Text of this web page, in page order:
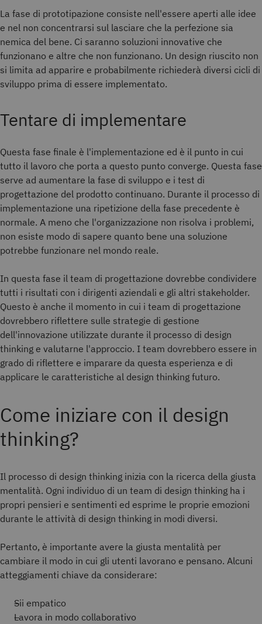
La fase di prototipazione consiste nell'essere aperti alle idee
e nel non concentrarsi sul lasciare che la perfezione sia
nemica del bene. Ci saranno soluzioni innovative che
funzionano e altre che non funzionano. Un design riuscito non
si limita ad apparire e probabilmente richiederà diversi cicli di
sviluppo prima di essere implementato.
Tentare di implementare
Questa fase finale è l'implementazione ed è il punto in cui
tutto il lavoro che porta a questo punto converge. Questa fase
serve ad aumentare la fase di sviluppo e i test di
progettazione del prodotto continuano. Durante il processo di
implementazione una ripetizione della fase precedente è
normale. A meno che l'organizzazione non risolva i problemi,
non esiste modo di sapere quanto bene una soluzione
potrebbe funzionare nel mondo reale.
In questa fase il team di progettazione dovrebbe condividere
tutti i risultati con i dirigenti aziendali e gli altri stakeholder.
Questo è anche il momento in cui i team di progettazione
dovrebbero riflettere sulle strategie di gestione
dell'innovazione utilizzate durante il processo di design
thinking e valutarne l'approccio. I team dovrebbero essere in
grado di riflettere e imparare da questa esperienza e di
applicare le caratteristiche al design thinking futuro.
Come iniziare con il design
thinking?
Il processo di design thinking inizia con la ricerca della giusta
mentalità. Ogni individuo di un team di design thinking ha i
propri pensieri e sentimenti ed esprime le proprie emozioni
durante le attività di design thinking in modi diversi.
Pertanto, è importante avere la giusta mentalità per
cambiare il modo in cui gli utenti lavorano e pensano. Alcuni
atteggiamenti chiave da considerare:
Sii empatico
Lavora in modo collaborativo